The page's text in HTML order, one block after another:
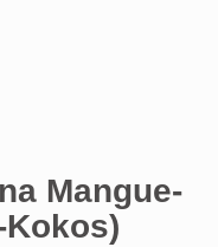
Mangue-
Kokos)